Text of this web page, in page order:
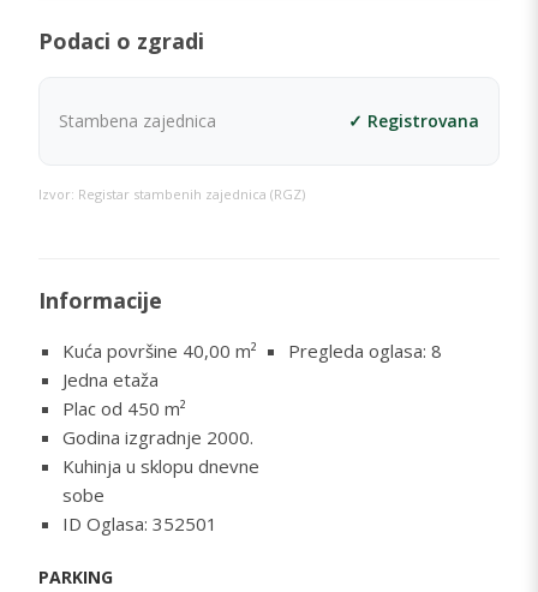
Podaci o zgradi
Stambena zajednica ✓ Registrovana
Izvor: Registar stambenih zajednica (RGZ)
Informacije
Kuća površine 40,00 m²
Jedna etaža
Plac od 450 m²
Godina izgradnje 2000.
Kuhinja u sklopu dnevne
sobe
Pregleda oglasa: 8
ID Oglasa: 352501
PARKING